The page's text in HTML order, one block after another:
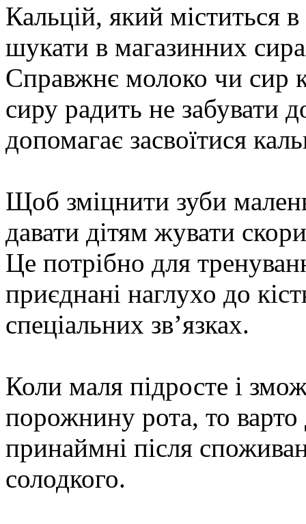
Кальцій, який міститься
шукати в магазинних
Справжнє молоко чи сир
сиру радить не забувати
допомагає засвоїтися
Щоб зміцнити зуби
давати дітям жувати
Це потрібно для
приєднані наглухо до
спеціальних зв’язках.
Коли маля підросте і
порожнину рота, то
принаймні після
солодкого.